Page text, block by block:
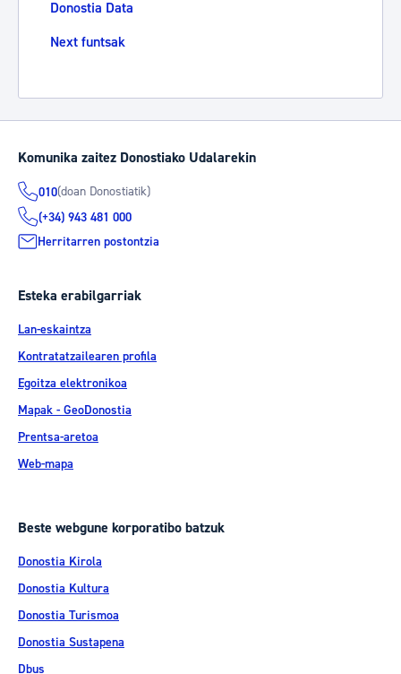
Donostia Data
Next funtsak
Komunika zaitez Donostiako Udalarekin
010(doan Donostiatik)
(+34) 943 481 000
Herritarren postontzia
Esteka erabilgarriak
Lan-eskaintza
Kontratatzailearen profila
Egoitza elektronikoa
Mapak - GeoDonostia
Prentsa-aretoa
Web-mapa
Beste webgune korporatibo batzuk
Donostia Kirola
Donostia Kultura
Donostia Turismoa
Donostia Sustapena
Dbus